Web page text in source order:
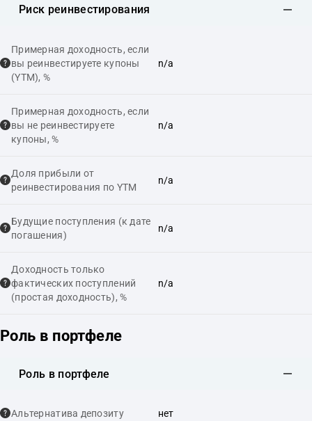
Риск реинвестирования
Примерная доходность, если
вы реинвестируете купоны
(YTM), %
n/a
Примерная доходность, если
вы не реинвестируете
купоны, %
n/a
Доля прибыли от
реинвестирования по YTM
n/a
Будущие поступления (к дате
погашения)
n/a
Доходность только
фактических поступлений
(простая доходность), %
n/a
Роль в портфеле
Роль в портфеле
Альтернатива депозиту нет